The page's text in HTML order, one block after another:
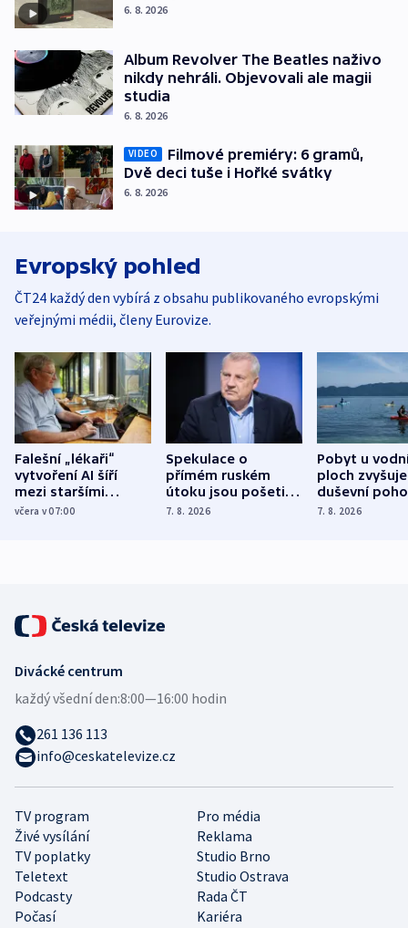
6. 8. 2026
Album Revolver The Beatles naživo
nikdy nehráli. Objevovali ale magii
studia
6. 8. 2026
VIDEO
Filmové premiéry: 6 gramů,
Dvě deci tuše i Hořké svátky
6. 8. 2026
Evropský pohled
ČT24 každý den vybírá z obsahu publikovaného evropskými
veřejnými médii, členy Eurovize.
Falešní „lékaři“
vytvoření AI šíří
mezi staršími
Poláky nebezpečné
včera v 07:00
Spekulace o
přímém ruském
útoku jsou pošetilé,
míní estonský
7. 8. 2026
Pobyt u
ploch zvyšuje
duševní
ukázala
7. 8. 2026
TV program
Pro média
Živé vysílání
Reklama
TV poplatky
Studio Brno
Teletext
Studio Ostrava
Podcasty
Rada ČT
Počasí
Kariéra
Divácké centrum
každý všední den:8:00—16:00 hodin
261 136 113
info@ceskatelevize.cz